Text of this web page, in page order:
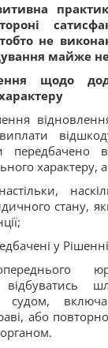
не
майже
щодо
характеру,
стану,
у
судом,
або